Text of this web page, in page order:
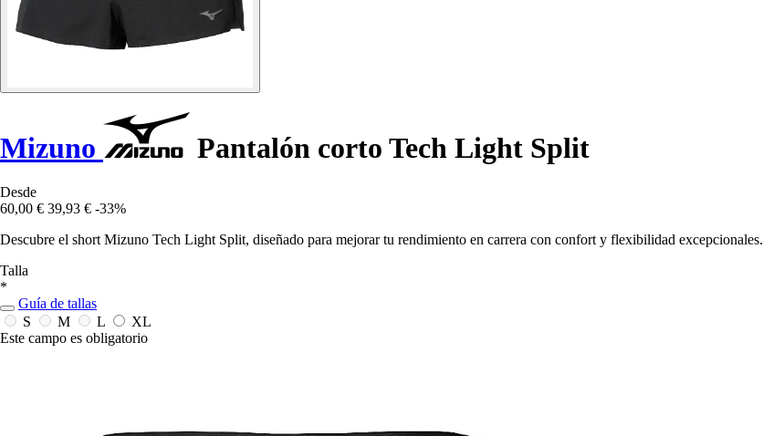
Mizuno Pantalón corto Tech Light Split
Desde
60,00 € 39,93 € -33%
Descubre el short Mizuno Tech Light Split, diseñado para mejorar tu rendimiento en carrera con confort y flexibilidad excepcionales.
Talla
*
Guía de tallas
S
M L
XL
Este campo es obligatorio